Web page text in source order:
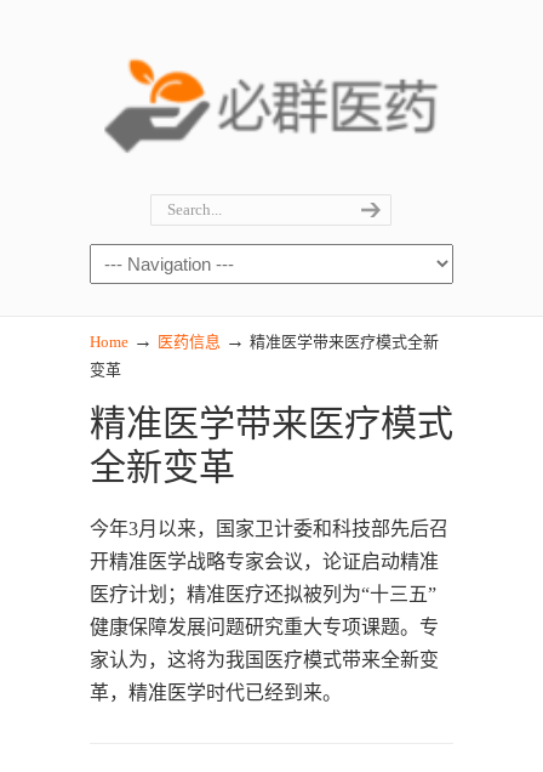
Home → 医药信息 → 精准医学带来医疗模式全新
变革
精准医学带来医疗模式
全新变革
今年3月以来，国家卫计委和科技部先后召
开精准医学战略专家会议，论证启动精准
医疗计划；精准医疗还拟被列为“十三五”
健康保障发展问题研究重大专项课题。专
家认为，这将为我国医疗模式带来全新变
革，精准医学时代已经到来。